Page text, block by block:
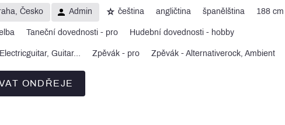
Česko Admin ☆ čeština angličtina španělština 188 cm
Taneční dovednosti - pro Hudební dovednosti - hobby
Guitar... Zpěvák - pro Zpěvák - Alternativerock, Ambient
ONDŘEJE